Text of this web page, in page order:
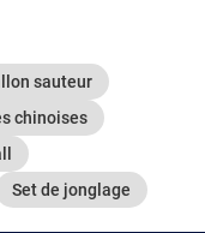
sauteur
chinoises
Set de jonglage